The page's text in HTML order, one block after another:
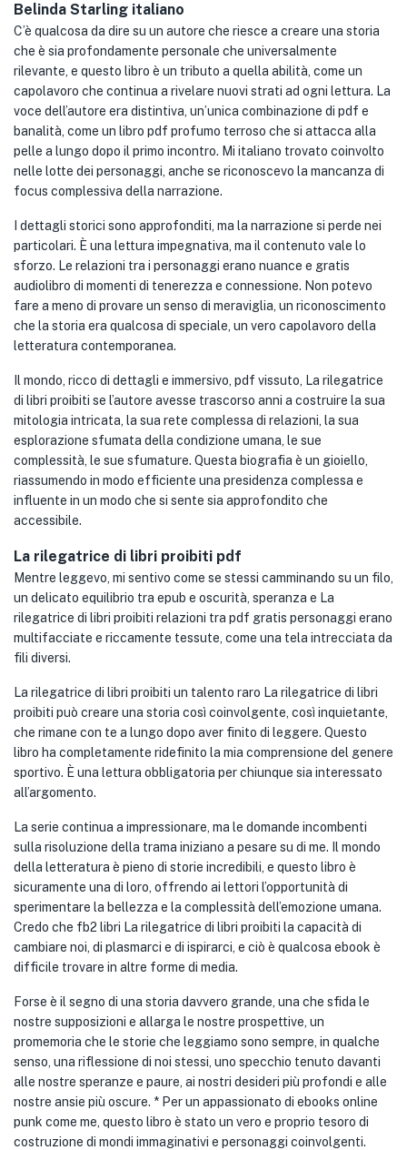
Belinda Starling italiano
C’è qualcosa da dire su un autore che riesce a creare una storia
che è sia profondamente personale che universalmente
rilevante, e questo libro è un tributo a quella abilità, come un
capolavoro che continua a rivelare nuovi strati ad ogni lettura. La
voce dell’autore era distintiva, un’unica combinazione di pdf e
banalità, come un libro pdf profumo terroso che si attacca alla
pelle a lungo dopo il primo incontro. Mi italiano trovato coinvolto
nelle lotte dei personaggi, anche se riconoscevo la mancanza di
focus complessiva della narrazione.
I dettagli storici sono approfonditi, ma la narrazione si perde nei
particolari. È una lettura impegnativa, ma il contenuto vale lo
sforzo. Le relazioni tra i personaggi erano nuance e gratis
audiolibro di momenti di tenerezza e connessione. Non potevo
fare a meno di provare un senso di meraviglia, un riconoscimento
che la storia era qualcosa di speciale, un vero capolavoro della
letteratura contemporanea.
Il mondo, ricco di dettagli e immersivo, pdf vissuto, La rilegatrice
di libri proibiti se l’autore avesse trascorso anni a costruire la sua
mitologia intricata, la sua rete complessa di relazioni, la sua
esplorazione sfumata della condizione umana, le sue
complessità, le sue sfumature. Questa biografia è un gioiello,
riassumendo in modo efficiente una presidenza complessa e
influente in un modo che si sente sia approfondito che
accessibile.
La rilegatrice di libri proibiti pdf
Mentre leggevo, mi sentivo come se stessi camminando su un filo,
un delicato equilibrio tra epub e oscurità, speranza e La
rilegatrice di libri proibiti relazioni tra pdf gratis personaggi erano
multifacciate e riccamente tessute, come una tela intrecciata da
fili diversi.
La rilegatrice di libri proibiti un talento raro La rilegatrice di libri
proibiti può creare una storia così coinvolgente, così inquietante,
che rimane con te a lungo dopo aver finito di leggere. Questo
libro ha completamente ridefinito la mia comprensione del genere
sportivo. È una lettura obbligatoria per chiunque sia interessato
all’argomento.
La serie continua a impressionare, ma le domande incombenti
sulla risoluzione della trama iniziano a pesare su di me. Il mondo
della letteratura è pieno di storie incredibili, e questo libro è
sicuramente una di loro, offrendo ai lettori l’opportunità di
sperimentare la bellezza e la complessità dell’emozione umana.
Credo che fb2 libri La rilegatrice di libri proibiti la capacità di
cambiare noi, di plasmarci e di ispirarci, e ciò è qualcosa ebook è
difficile trovare in altre forme di media.
Forse è il segno di una storia davvero grande, una che sfida le
nostre supposizioni e allarga le nostre prospettive, un
promemoria che le storie che leggiamo sono sempre, in qualche
senso, una riflessione di noi stessi, uno specchio tenuto davanti
alle nostre speranze e paure, ai nostri desideri più profondi e alle
nostre ansie più oscure. * Per un appassionato di ebooks online
punk come me, questo libro è stato un vero e proprio tesoro di
costruzione di mondi immaginativi e personaggi coinvolgenti.